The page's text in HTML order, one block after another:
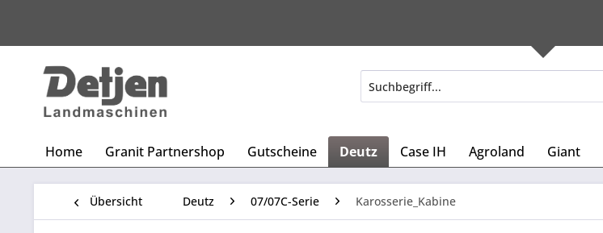
Home Granit Partnershop Gutscheine Deutz Case IH Agroland Giant
Übersicht Deutz 07/07C-Serie Karosserie_Kabine